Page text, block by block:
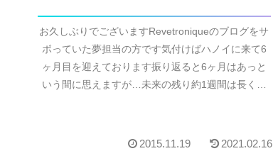
お久しぶりでございますRevetroniqueのブログをサ
ボっていた夢担当の方です気付けばハノイに来て6
ヶ月目を迎えております振り返ると6ヶ月はあっと
いう間に思えますが…未来の残り約1週間は長く思
2015.11.19 2021.02.16